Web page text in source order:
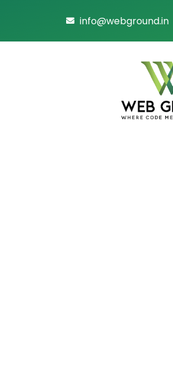
info@webground.in